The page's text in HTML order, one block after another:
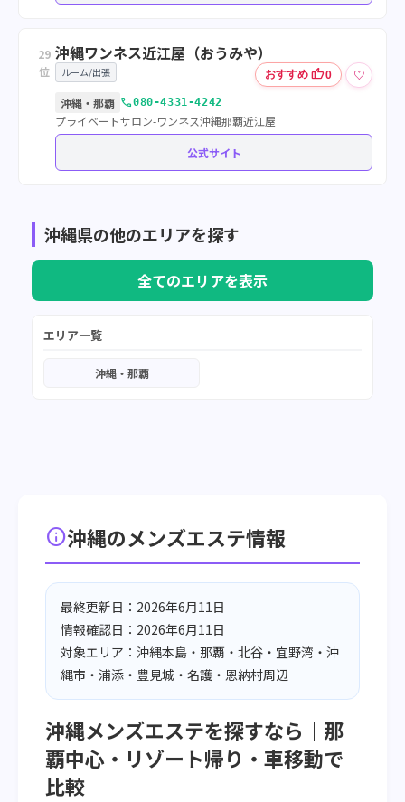
29
位
沖縄ワンネス近江屋（おうみや）
ルーム/出張 おすすめ thumb_up0
♡
沖縄・那覇 call080-4331-4242
プライベートサロン-ワンネス沖縄那覇近江屋
公式サイト
沖縄県の他のエリアを探す
全てのエリアを表示
エリア一覧
沖縄・那覇
info沖縄のメンズエステ情報
最終更新日：2026年6月11日
情報確認日：2026年6月11日
対象エリア：沖縄本島・那覇・北谷・宜野湾・沖
縄市・浦添・豊見城・名護・恩納村周辺
沖縄メンズエステを探すなら｜那
覇中心・リゾート帰り・車移動で
比較